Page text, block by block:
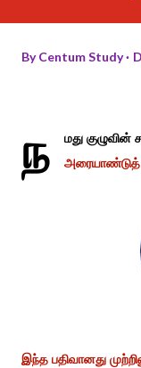
ByCentum Study
ந
மது குழுவின்
அரையாண்டுத்
இந்த பதிவானது